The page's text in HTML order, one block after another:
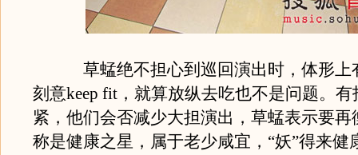
草蜢绝不担心到巡回演出时，体形上
刻意keep fit，就算放纵去吃也不是问题。
紧，他们会否减少大担演出，草蜢表示要再
称是健康之星，属于老少咸宜，“妖”得来健